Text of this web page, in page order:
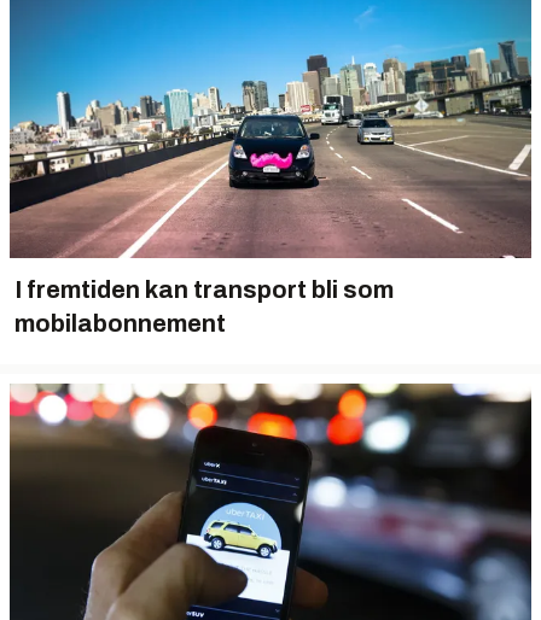
I fremtiden kan transport bli som
mobilabonnement